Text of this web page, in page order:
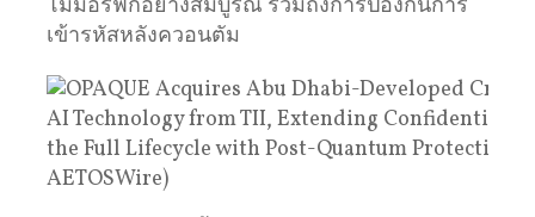
โมมอร์ฟิกอย่างสมบูรณ์ รวมถึงการป้องกันการ
เข้ารหัสหลังควอนตัม